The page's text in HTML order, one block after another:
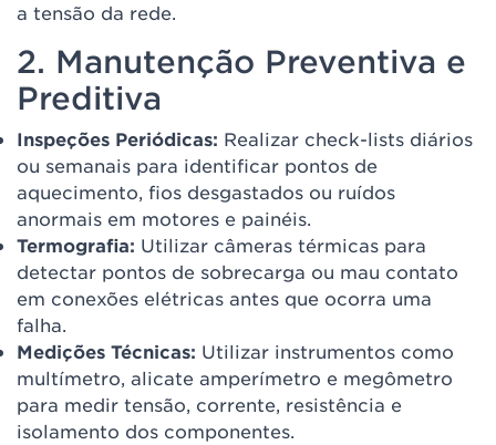
a tensão da rede.
2. Manutenção Preventiva e
Preditiva
Inspeções Periódicas: Realizar check-lists diários
ou semanais para identificar pontos de
aquecimento, fios desgastados ou ruídos
anormais em motores e painéis.
Termografia: Utilizar câmeras térmicas para
detectar pontos de sobrecarga ou mau contato
em conexões elétricas antes que ocorra uma
falha.
Medições Técnicas: Utilizar instrumentos como
multímetro, alicate amperímetro e megômetro
para medir tensão, corrente, resistência e
isolamento dos componentes.